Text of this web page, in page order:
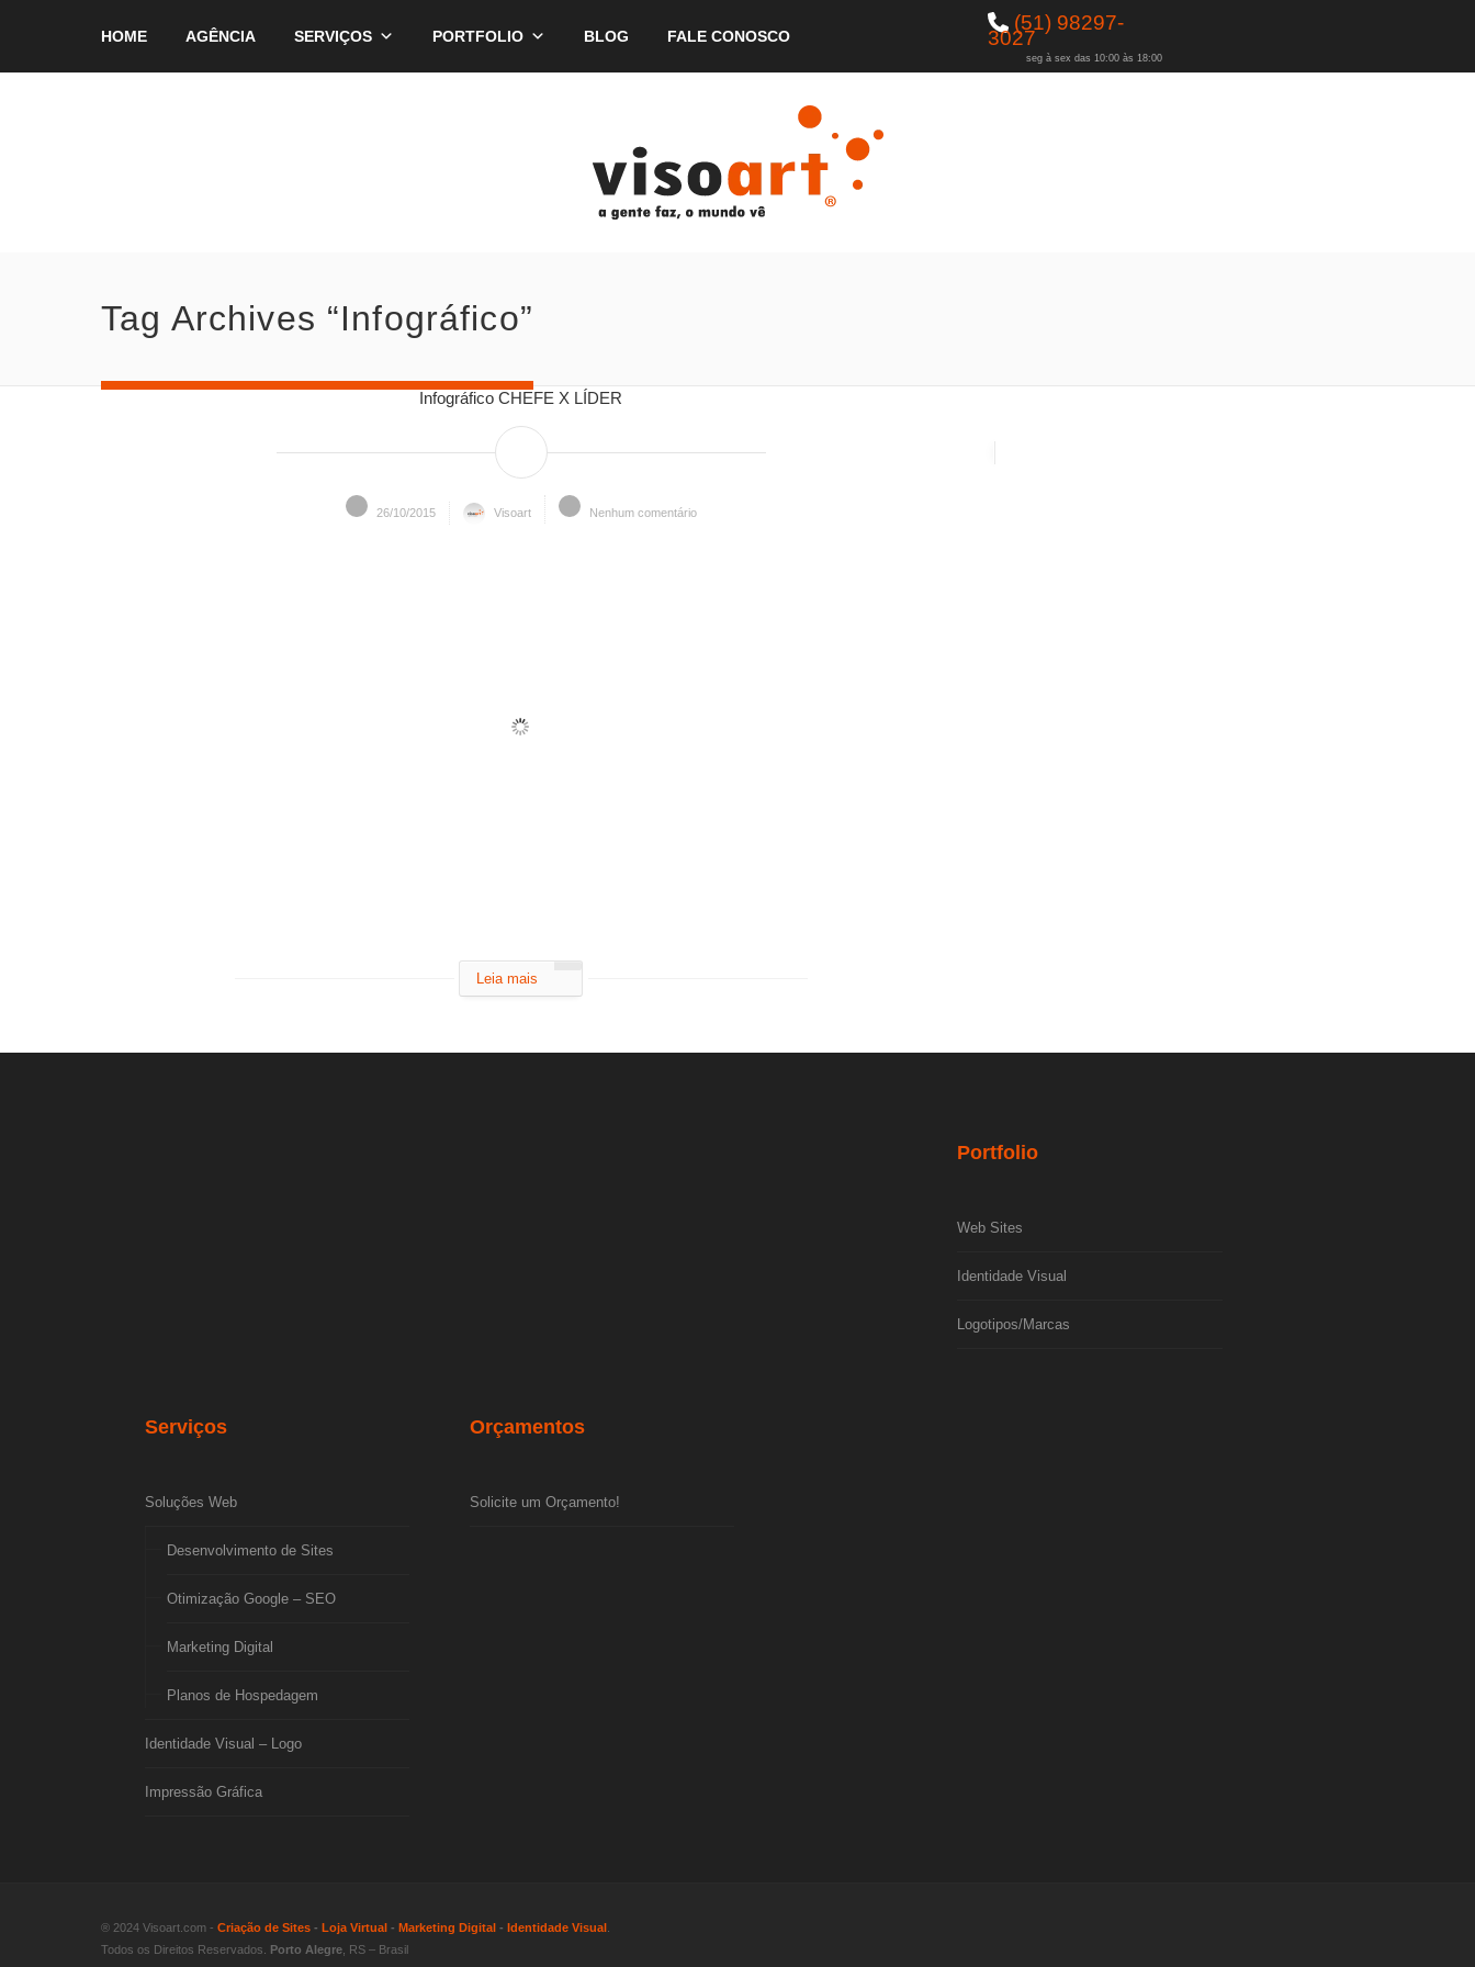
HOME AGÊNCIA SERVIÇOS PORTFOLIO BLOG FALE CONOSCO
(51) 98297-
3027
seg à sex das 10:00 às 18:00
Tag Archives “Infográfico”
Infográfico CHEFE X LÍDER
26/10/2015 Visoart Nenhum comentário
Leia mais
Portfolio
Web Sites
Identidade Visual
Logotipos/Marcas
Serviços
Soluções Web
Desenvolvimento de Sites
Otimização Google – SEO
Marketing Digital
Planos de Hospedagem
Identidade Visual – Logo
Impressão Gráfica
Orçamentos
Solicite um Orçamento!
® 2024 Visoart.com - Criação de Sites - Loja Virtual - Marketing Digital - Identidade Visual
Todos os Direitos Reservados. Porto Alegre , RS – Brasil